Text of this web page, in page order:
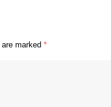
marked *